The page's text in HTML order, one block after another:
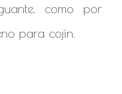
como por
para cojín.